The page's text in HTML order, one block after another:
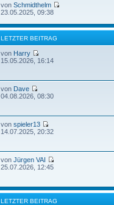
vonSchmidthelm
23.05.2025, 09:38
LETZTER BEITRAG
von Harry
15.05.2026, 16:14
von Dave
04.08.2026, 08:30
vonspieler13
14.07.2025, 20:32
vonJürgen VAI
25.07.2026, 12:45
LETZTER BEITRAG